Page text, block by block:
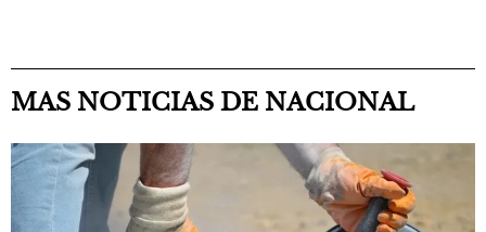
MAS NOTICIAS DE NACIONAL